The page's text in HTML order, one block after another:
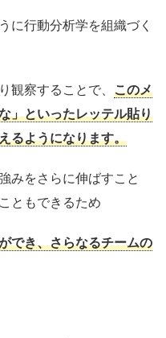
に行動分析学を組織づく
観察することで、 このメ
」といったレッテル貼り
るようになります。
みをさらに伸ばすこと
ともできるため
でき、さらなるチームの